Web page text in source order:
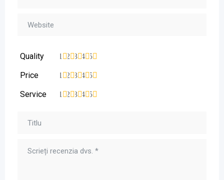
Quality 5
4
3
2
1
Price 5
4
3
2
1
Service 5
4
3
2
1